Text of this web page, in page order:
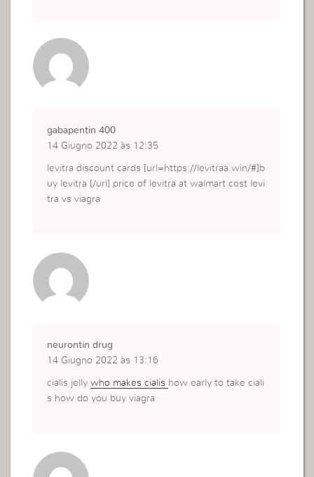
gabapentin 400
14 Giugno 2022 às 12:35
levitra discount cards [url=https://levitraa.win/#]b
uy levitra [/url] price of levitra at walmart cost levi
tra vs viagra
neurontin drug
14 Giugno 2022 às 13:16
cialis jellywho makes cialis how early to take ciali
s how do you buy viagra